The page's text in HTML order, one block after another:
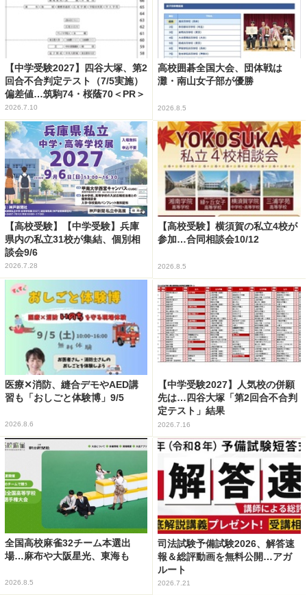
【中学受験2027】四谷大塚、第2
回合不合判定テスト（7/5実施）
偏差値…筑駒74・桜蔭70＜PR＞
2026.7.10
高校囲碁全国大会、団体戦は
灘・南山女子部が優勝
2026.8.5
【高校受験】【中学受験】兵庫
県内の私立31校が集結、個別相
談会9/6
2026.7.28
【高校受験】横須賀の私立4校が
参加…合同相談会10/12
2026.8.5
医療✕消防、縫合デモやAED講
習も「おしごと体験博」9/5
2026.8.6
【中学受験2027】人気校の併願
先は…四谷大塚「第2回合不合判
定テスト」結果
2026.7.16
全国高校麻雀32チーム本選出
場…麻布や大阪星光、東海も
2026.8.5
司法試験予備試験2026、解答速
報＆総評動画を無料公開…アガ
ルート
2026.7.21